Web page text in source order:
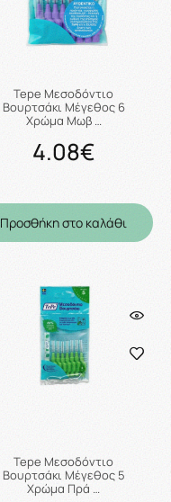
Tepe Μεσοδόντιο
Βουρτσάκι Μέγεθος 6
Χρώμα Μωβ …
4.08€
Προσθήκη στο καλάθι
Tepe Μεσοδόντιο
Βουρτσάκι Μέγεθος 5
Χρώμα Πρά …